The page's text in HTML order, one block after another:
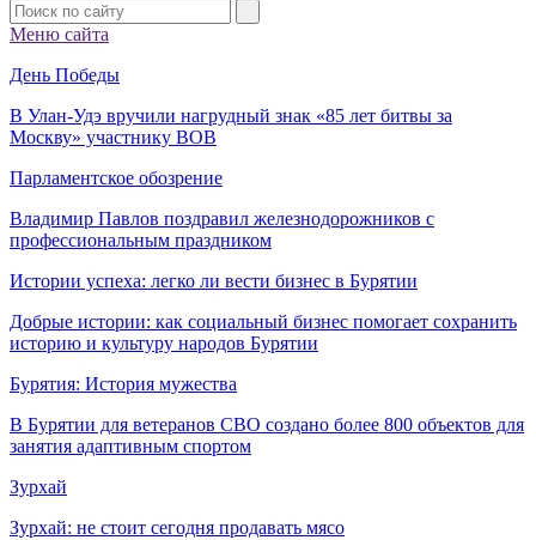
Меню сайта
День Победы
В Улан-Удэ вручили нагрудный знак «85 лет битвы за
Москву» участнику ВОВ
Парламентское обозрение
Владимир Павлов поздравил железнодорожников с
профессиональным праздником
Истории успеха: легко ли вести бизнес в Бурятии
Добрые истории: как социальный бизнес помогает сохранить
историю и культуру народов Бурятии
Бурятия: История мужества
В Бурятии для ветеранов СВО создано более 800 объектов для
занятия адаптивным спортом
Зурхай
Зурхай: не стоит сегодня продавать мясо